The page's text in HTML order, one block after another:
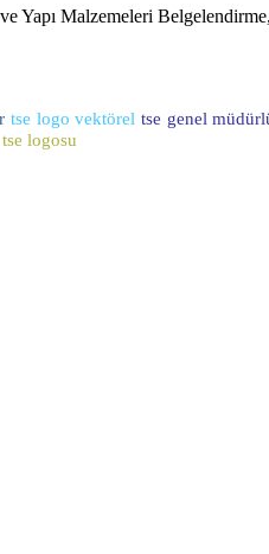
Malzemeleri
tse logo vektörel tse genel
tse logosu